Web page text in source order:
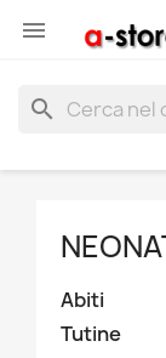

search
Abiti
Tutine